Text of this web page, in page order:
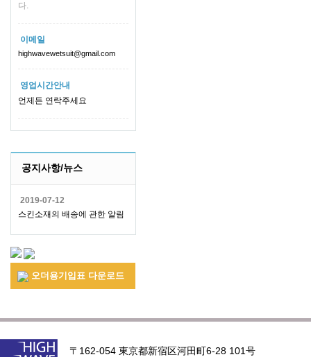
다.
이메일
highwavewetsuit@gmail.com
영업시간안내
언제든 연락주세요
공지사항/뉴스
2019-07-12
스킨소재의 배송에 관한 알림
오더용기입표 다운로드
〒162-054 東京都新宿区河田町6-28 101号